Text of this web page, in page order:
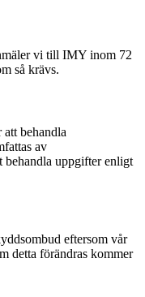
vi till IMY inom 72
så krävs.
behandla
av
behandla uppgifter enligt
eftersom vår
detta förändras kommer